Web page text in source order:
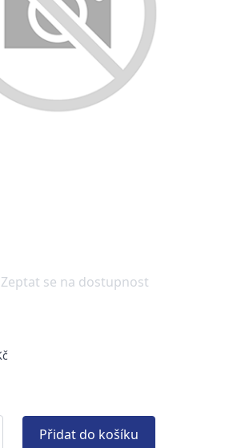
Zeptat se na dostupnost
Přidat do košíku